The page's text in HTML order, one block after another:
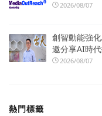
2026/08/07
創智動能強
邀分享AI時
2026/08/07
熱門標籤